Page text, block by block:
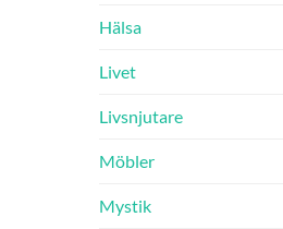
Hälsa
Livet
Livsnjutare
Möbler
Mystik